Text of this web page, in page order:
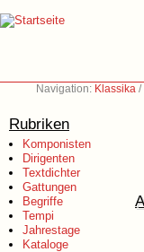
Navigation: Klassika /
Rubriken
Komponisten
Dirigenten
Textdichter
Gattungen
Begriffe
Tempi
Jahrestage
Kataloge